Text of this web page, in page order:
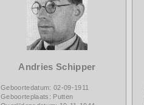
Andries Schipper
Geboortedatum: 02-09-1911
Geboorteplaats: Putten